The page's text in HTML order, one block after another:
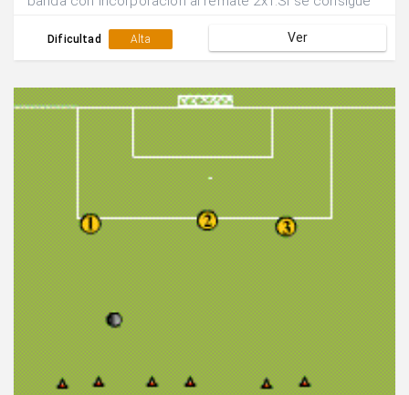
rotan las posiciones.
Dificultad Alta Ver